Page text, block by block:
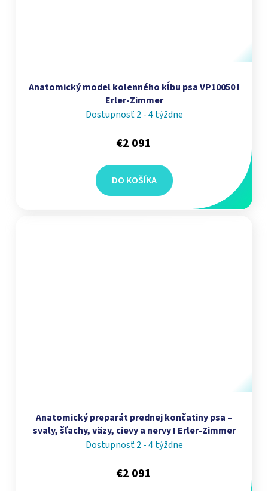
Anatomický model kolenného kĺbu psa VP10050 I
Erler-Zimmer
Dostupnosť 2 - 4 týždne
€2 091
DO KOŠÍKA
Anatomický preparát prednej končatiny psa –
svaly, šľachy, väzy, cievy a nervy I Erler-Zimmer
Dostupnosť 2 - 4 týždne
€2 091